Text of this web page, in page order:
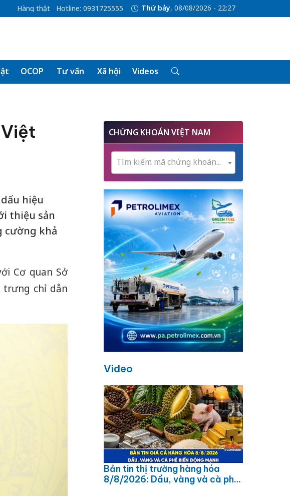
Hàng thật Hotline: 0931725555 Thứ bảy, 08/08/2026 - 22:27
OCOP Tư vấn Xã hội Videos
hiệu
thiệu sản
cường khả
Cơ quan Sở
trưng chỉ dẫn
CHỨNG KHOÁN VIỆT NAM
Tìm kiếm mã chứng khoán...
Video
Bản tin thị trường hàng hóa
8/8/2026: Dầu, vàng và cà phê